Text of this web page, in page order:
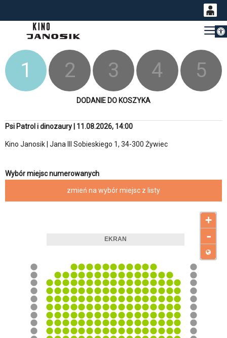
PLN
14
1 2 3 4 5
DODANIE DO KOSZYKA
Psi Patrol i dinozaury | 11.08.2026, 14:00
Kino Janosik | Jana III Sobieskiego 1, 34-300 Żywiec
Wybór miejsc numerowanych
zmień na wybór miejsc z listy
+
-